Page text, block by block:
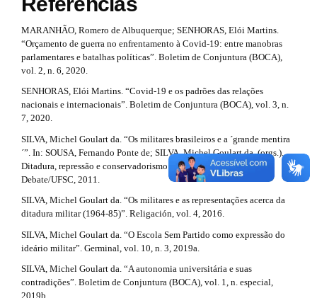
n
c
o
n
t
e
#
#
#
p
i
n
.
t
r
t
i
c
l
e
.
m
a
i
n
#
s
t
r
a
p
3
.
a
r
t
i
c
l
MARANHÃO, Romero de Albuquerque; SENHORAS, Elói Martins.
“Orçamento de guerra no enfrentamento à Covid-19: entre manobras
parlamentares e batalhas políticas”. Boletim de Conjuntura (BOCA),
vol. 2, n. 6, 2020.
SENHORAS, Elói Martins. “Covid-19 e os padrões das relações
nacionais e internacionais”. Boletim de Conjuntura (BOCA), vol. 3, n.
7, 2020.
SILVA, Michel Goulart da. “Os militares brasileiros e a ´grande mentira
´”. In: SOUSA, Fernando Ponte de; SILVA, Michel Goulart da. (orgs.).
Ditadura, repressão e conservadorismo. Florianópolis: Em
Debate/UFSC, 2011.
SILVA, Michel Goulart da. “Os militares e as representações acerca da
ditadura militar (1964-85)”. Religación, vol. 4, 2016.
SILVA, Michel Goulart da. “O Escola Sem Partido como expressão do
ideário militar”. Germinal, vol. 10, n. 3, 2019a.
SILVA, Michel Goulart da. “A autonomia universitária e suas
contradições”. Boletim de Conjuntura (BOCA), vol. 1, n. especial,
2019b.